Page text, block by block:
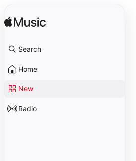
Search
Home
New
Radio